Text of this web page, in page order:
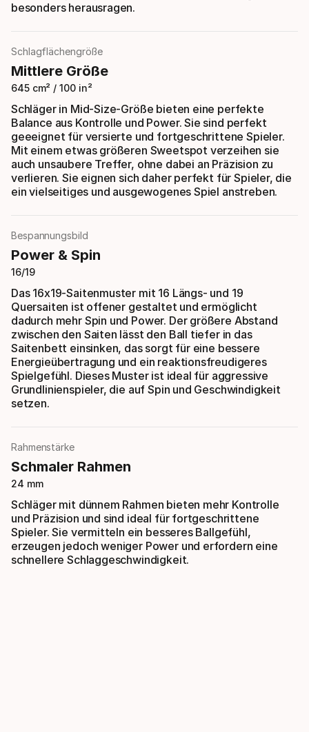
besonders herausragen.
Schlagflächengröße
Mittlere Größe
645 cm² / 100 in²
Schläger in Mid-Size-Größe bieten eine perfekte
Balance aus Kontrolle und Power. Sie sind perfekt
geeeignet für versierte und fortgeschrittene Spieler.
Mit einem etwas größeren Sweetspot verzeihen sie
auch unsaubere Treffer, ohne dabei an Präzision zu
verlieren. Sie eignen sich daher perfekt für Spieler, die
ein vielseitiges und ausgewogenes Spiel anstreben.
Bespannungsbild
Power & Spin
16/19
Das 16x19-Saitenmuster mit 16 Längs- und 19
Quersaiten ist offener gestaltet und ermöglicht
dadurch mehr Spin und Power. Der größere Abstand
zwischen den Saiten lässt den Ball tiefer in das
Saitenbett einsinken, das sorgt für eine bessere
Energieübertragung und ein reaktionsfreudigeres
Spielgefühl. Dieses Muster ist ideal für aggressive
Grundlinienspieler, die auf Spin und Geschwindigkeit
setzen.
Rahmenstärke
Schmaler Rahmen
24 mm
Schläger mit dünnem Rahmen bieten mehr Kontrolle
und Präzision und sind ideal für fortgeschrittene
Spieler. Sie vermitteln ein besseres Ballgefühl,
erzeugen jedoch weniger Power und erfordern eine
schnellere Schlaggeschwindigkeit.